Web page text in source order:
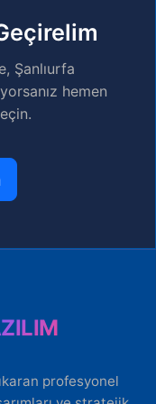
Şanlıurfa
hemen
profesyonel